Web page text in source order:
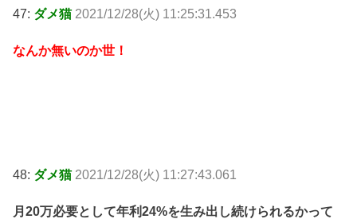
47: ダメ猫 2021/12/28(火) 11:25:31.453
なんか無いのか世！
48: ダメ猫 2021/12/28(火) 11:27:43.061
月20万必要として年利24%を生み出し続けられるかって